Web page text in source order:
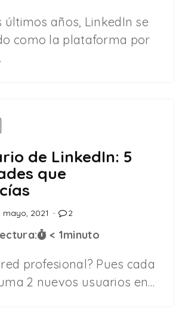
últimos años, LinkedIn se
como la plataforma por
de LinkedIn: 5
que
mayo, 2021 2
< 1minuto
profesional? Pues cada
2 nuevos usuarios en…